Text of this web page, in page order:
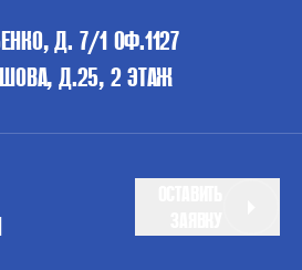
Д. 7/1 ОФ.1127
Д.25, 2 ЭТАЖ